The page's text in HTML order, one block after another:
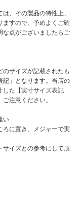
、その製品の特性上、
ますので、予めよくご確
な点がございましたらご
サイズが記載されたも
記」となります。当店の
した【実寸サイズ表記
注意ください。
い
ろに置き、メジャーで実
サイズとの参考にして頂